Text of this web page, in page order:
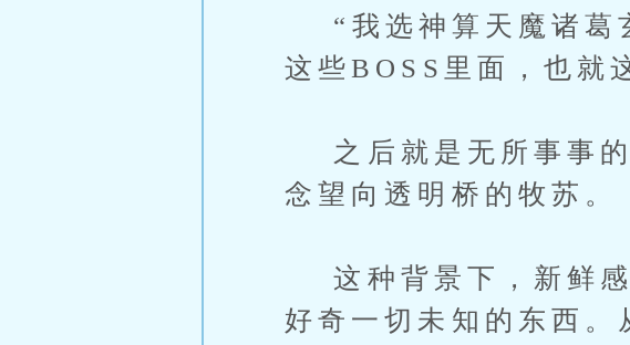
“我选神算天魔诸葛
这些BOSS里面，也就
之后就是无所事事的
念望向透明桥的牧苏。
这种背景下，新鲜感
好奇一切未知的东西。